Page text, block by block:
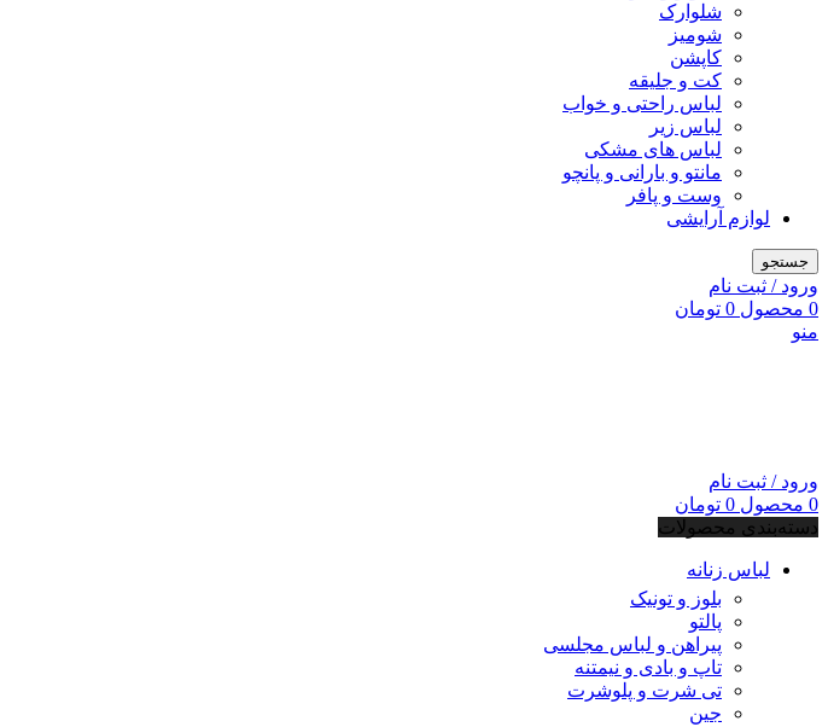
شلوارک
شومیز
کاپشن
کت و جلیقه
لباس راحتی و خواب
لباس زیر
لباس های مشکی
مانتو و بارانی و پانچو
وست و پافر
لوازم آرایشی
جستجو
ورود / ثبت نام
0 محصول 0 تومان
منو
ورود / ثبت نام
0 محصول 0 تومان
دسته‌بندی محصولات
لباس زنانه
بلوز و تونیک
پالتو
پیراهن و لباس مجلسی
تاپ و بادی و نیمتنه
تی شرت و پلوشرت
جین